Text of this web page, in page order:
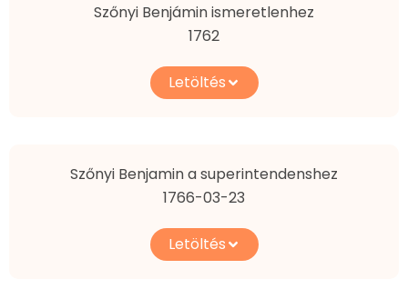
Szőnyi Benjámin ismeretlenhez
1762
Letöltés
Szőnyi Benjamin a superintendenshez
1766-03-23
Letöltés